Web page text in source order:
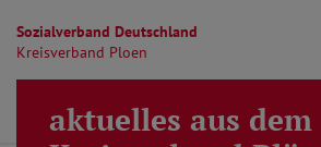
Sozialverband Deutschland
Kreisverband Ploen
Direkt zu den Inhalten springen
MENÜ
aktuelles aus dem